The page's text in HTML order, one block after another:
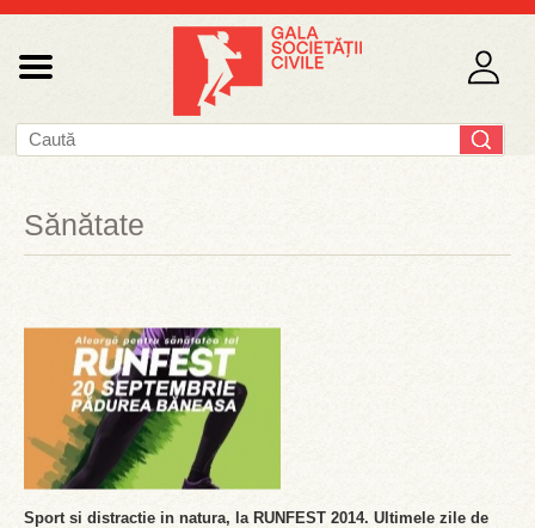
Sănătate
Sport si distractie in natura, la RUNFEST 2014. Ultimele zile de